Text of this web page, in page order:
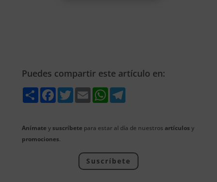
Puedes compartir este artículo en:
ShareFacebook
TwitterEmailWhatsAppTelegram
Anímatey suscríbetepara estar al día de nuestros artículos y
promociones.
Suscríbete